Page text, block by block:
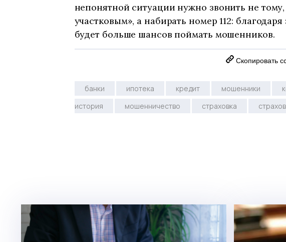
непонятной ситуации нужно звонить не
участковым», а набирать номер 112:
будет больше шансов поймать мошенников.
Скопировать
банки ипотека кредит мошенники
история
мошенничество страховка